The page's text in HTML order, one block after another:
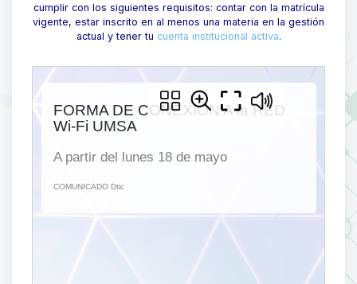
cumplir con los siguientes requisitos: contar con la matrícula
vigente, estar inscrito en al menos una materia en la gestión
actual y tener tu cuenta institucional activa.